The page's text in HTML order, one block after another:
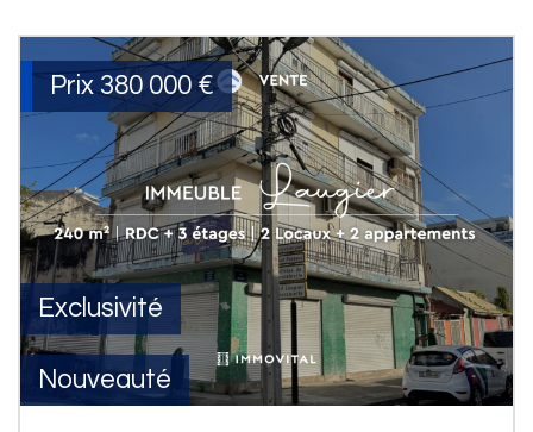
Exclusivité
Nouveauté
Prix 380 000 €